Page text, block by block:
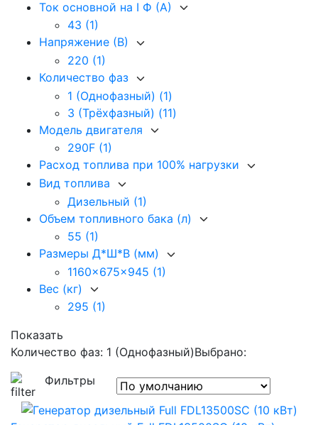
Ток основной на I Ф (А)
43 (1)
Напряжение (В)
220 (1)
Количество фаз
1 (Однофазный) (1)
3 (Трёхфазный) (11)
Модель двигателя
290F (1)
Расход топлива при 100% нагрузки
Вид топлива
Дизельный (1)
Объем топливного бака (л)
55 (1)
Размеры Д*Ш*В (мм)
1160x675x945 (1)
Вес (кг)
295 (1)
Показать
Количество фаз: 1 (Однофазный)Выбрано:
Фильтры